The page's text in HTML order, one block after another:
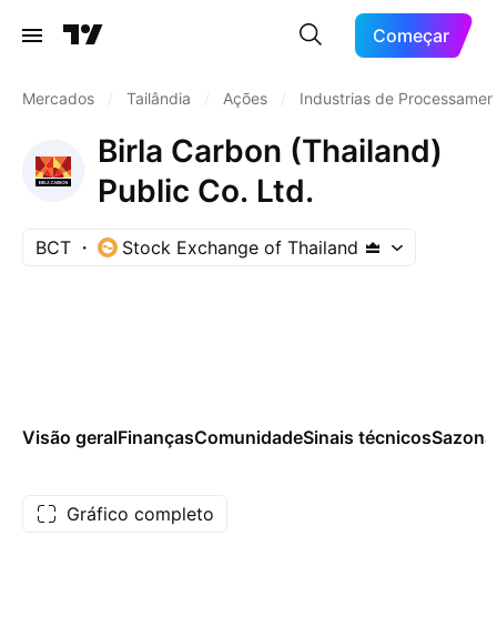
Começar
Mercados Tailândia Ações Industrias de
Birla Carbon (Thailand)
Public Co. Ltd.
BCT Stock Exchange of Thailand
Visão geralFinançasComunidadeSinais técnicos
Gráfico completo